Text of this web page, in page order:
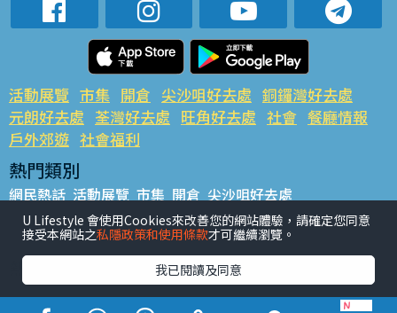
活動展覽 市集 開倉 尖沙咀好去處 銅鑼灣好去處
元朗好去處 荃灣好去處 旺角好去處 社會 餐廳情報
戶外郊遊 社會福利
熱門類別
網民熱話 活動展覽 市集 開倉 尖沙咀好去處
銅鑼灣好去處 元朗好去處 荃灣好去處 旺角好去處 社會
餐廳情報 戶外郊遊
熱門標籤
#UGO搵好去處 #人氣活動推介 #美食社群熱話
U Lifestyle 會使用Cookies來改善您的網站體驗，請確定您同意
接受本網站之私隱政策和使用條款才可繼續瀏覽。
我已閱讀及同意